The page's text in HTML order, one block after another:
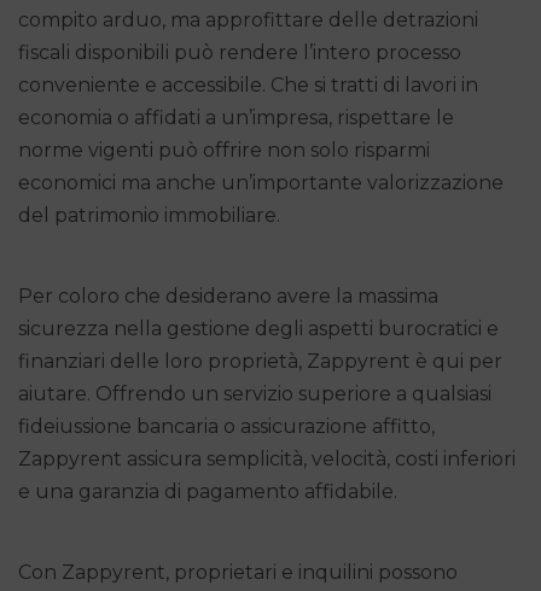
compito arduo, ma approfittare delle detrazioni
fiscali disponibili può rendere l’intero processo
conveniente e accessibile. Che si tratti di lavori in
economia o affidati a un’impresa, rispettare le
norme vigenti può offrire non solo risparmi
economici ma anche un’importante valorizzazione
del patrimonio immobiliare.
Per coloro che desiderano avere la massima
sicurezza nella gestione degli aspetti burocratici e
finanziari delle loro proprietà, Zappyrent è qui per
aiutare. Offrendo un servizio superiore a qualsiasi
fideiussione bancaria o assicurazione affitto,
Zappyrent assicura semplicità, velocità, costi inferiori
e una garanzia di pagamento affidabile.
Con Zappyrent, proprietari e inquilini possono